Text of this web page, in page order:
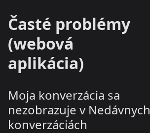
Časté problémy
(webová
aplikácia)
Moja konverzácia sa
nezobrazuje v Nedávnych
konverzáciách